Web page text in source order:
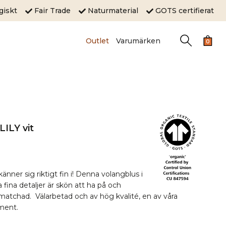
Fair Trade Naturmaterial GOTS certifierat
Outlet Varumärken 0
vit
sig riktigt fin i! Denna volangblus i
detaljer är skön att ha på och
Välarbetad och av hög kvalité, en av våra